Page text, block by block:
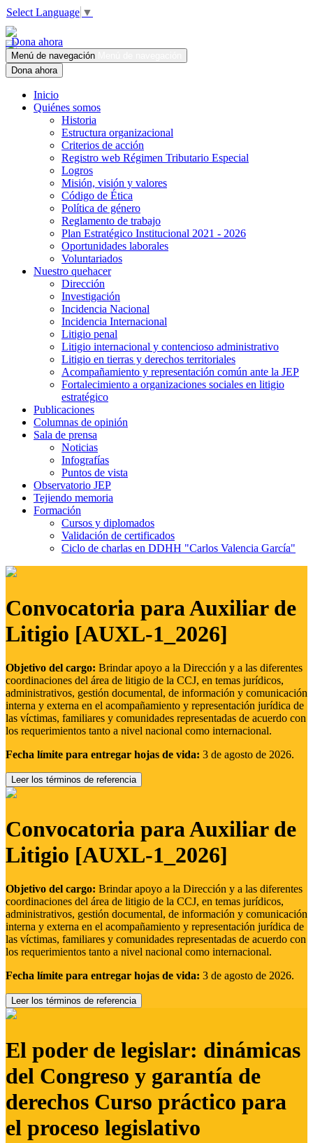
Select Language ▼
Dona ahora
Menú de navegación
Dona ahora
Inicio
Quiénes somos
Historia
Estructura organizacional
Criterios de acción
Registro web Régimen Tributario Especial
Logros
Misión, visión y valores
Código de Ética
Política de género
Reglamento de trabajo
Plan Estratégico Institucional 2021 - 2026
Oportunidades laborales
Voluntariados
Nuestro quehacer
Dirección
Investigación
Incidencia Nacional
Incidencia Internacional
Litigio penal
Litigio internacional y contencioso administrativo
Litigio en tierras y derechos territoriales
Acompañamiento y representación común ante la JEP
Fortalecimiento a organizaciones sociales en litigio
estratégico
Publicaciones
Columnas de opinión
Sala de prensa
Noticias
Infografías
Puntos de vista
Observatorio JEP
Tejiendo memoria
Formación
Cursos y diplomados
Validación de certificados
Ciclo de charlas en DDHH "Carlos Valencia García"
Convocatoria para Auxiliar de
Litigio [AUXL-1_2026]
Objetivo del cargo: Brindar apoyo a la Dirección y a las diferentes
coordinaciones del área de litigio de la CCJ, en temas jurídicos,
administrativos, gestión documental, de información y comunicación
interna y externa en el acompañamiento y representación jurídica de
las víctimas, familiares y comunidades representadas de acuerdo con
los requerimientos tanto a nivel nacional como internacional.
Fecha límite para entregar hojas de vida: 3 de agosto de 2026.
Leer los términos de referencia
Convocatoria para Auxiliar de
Litigio [AUXL-1_2026]
Objetivo del cargo: Brindar apoyo a la Dirección y a las diferentes
coordinaciones del área de litigio de la CCJ, en temas jurídicos,
administrativos, gestión documental, de información y comunicación
interna y externa en el acompañamiento y representación jurídica de
las víctimas, familiares y comunidades representadas de acuerdo con
los requerimientos tanto a nivel nacional como internacional.
Fecha límite para entregar hojas de vida: 3 de agosto de 2026.
Leer los términos de referencia
El poder de legislar: dinámicas
del Congreso y garantía de
derechos Curso práctico para
el proceso legislativo